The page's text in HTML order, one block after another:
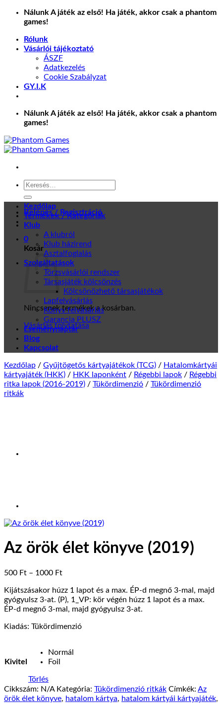
Skip
Nálunk A játék az első! Ha játék, akkor csak a phantom
games!
Rólunk
Vásárlói tájékoztató
ÁSZF
Adatkezelés
Cookie Szabályzat
GY.I.K
Nálunk A játék az első! Ha játék, akkor csak a phantom
games!
Keresés
következőre:
Belépés / Regisztráció
0
Kosár
Nincsenek termékek a kosárban.
Vásárlás folytatása
Kezdőlap
Termékek / Kategóriák
Klub
A klubról
Klub házirend
Asztalfoglalás
Szolgáltatások
Törzsvásárlói rendszer
Társasjáték kölcsönzés
Kölcsönözhető társasjátékok
Lapfelvásárlás
Könyv felvásárlás
Garancia PLUSZ
Eseménynaptár
Blog
Kapcsolat
Kezdőlap / Gyűjtögetős kártyajátékok (TCG) / Hatalomkártyái
kártyajáték (HKK) / HKK laponként / Régebbi lapok / Régebbi
ritka lapok (2016-2019) / Tükördimenzió / Tükördimenzió
ritkák
Az örök élet könyve (2019)
500 Ft – 1000 FtÁrtartomány:
-
1000 Ft
Kijátszásakor húzz 1 lapot és a max. ÉP-d megnő 3-mal, majd
gyógyulsz 3-at. (P), 1_VP: kör végén húzz 1 lapot és a max.
ÉP-d megnő 3-mal, majd gyógyulsz 3-at.
Kiadás: Tükördimenzió
Kivitel
Normál
Foil
Törlés
Cikkszám: N/A Kategória: Tükördimenzió ritkák Címkék: Az
örök élet könyve, hatalom kártya, hatalom kártyái kártyajáték,